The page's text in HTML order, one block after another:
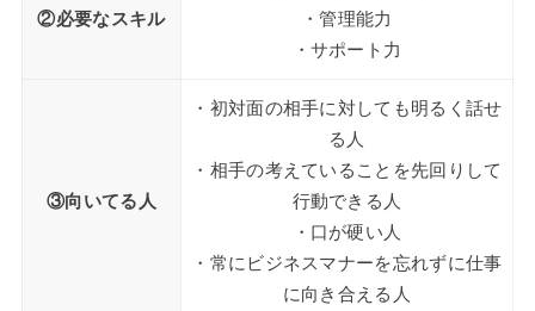
②必要なスキル
・管理能力
・サポート力
③向いてる人
・初対面の相手に対しても明るく話せ
る人
・相手の考えていることを先回りして
行動できる人
・口が硬い人
・常にビジネスマナーを忘れずに仕事
に向き合える人